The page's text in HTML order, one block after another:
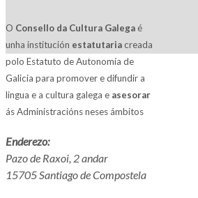
O Consello da Cultura Galega é
unha institución estatutariacreada
polo Estatuto de Autonomía de
Galicia para promover e difundir a
lingua e a cultura galega e asesorar
ás Administracións neses ámbitos
Enderezo:
Pazo de Raxoi, 2 andar
15705 Santiago de Compostela